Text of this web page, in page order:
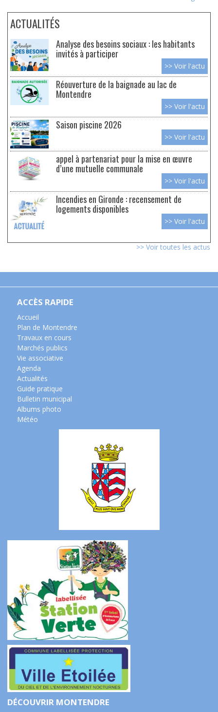
ACTUALITÉS
Analyse des besoins sociaux : les habitants
invités à participer
>> Voir l'actu
Réouverture de la baignade au lac de
Montendre
>> Voir l'actu
Saison piscine 2026
>> Voir l'actu
appel à partenariat pour la mise en œuvre
d’une mutuelle communale
>> Voir l'actu
Incendies en Gironde : recensement de
logements disponibles
>> Voir l'actu
>> Voir toutes les actus
ACCÈS RAPIDE
Accueil
Plan de Montendre
Travaux en cours
Marchés publics
Vie associative
Agenda
Actualités
Guide pratique
Bulletin municipal
Albums photo
Météo
DÉCOUVRIR MONTENDRE